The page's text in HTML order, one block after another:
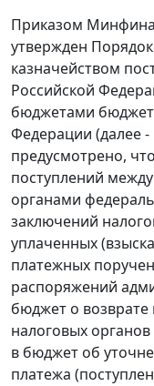
Приказом Минфина
утвержден Порядок
казначейством
Российской
бюджетами
Федерации (далее -
предусмотрено,
поступлений
органами
заключений
уплаченных
платежных
распоряжений
бюджет о
налоговых
в бюджет об
платежа